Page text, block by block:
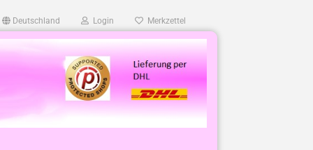
Deutschland Login Merkzettel